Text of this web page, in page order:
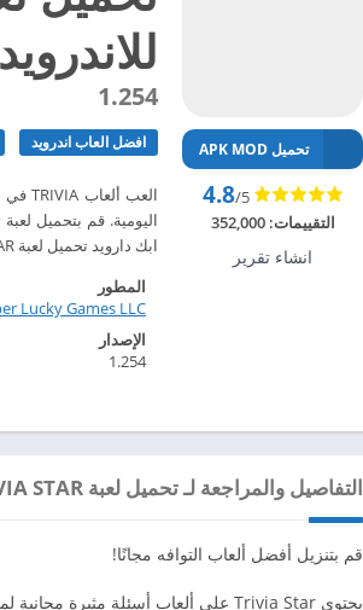
للاندرويد 2024
1.254
افضل العاب اندرويد
ابك دارويد تحميل لعبة TRIVIA STAR مهكرة للاندرويد 2024 – ابك دارويد
تحميل APK MOD
4.8/5
التقييمات:352,000
انشاء تقرير
المطور
Lucky Games LLC‏
الإصدار
1.254
التفاصيل والمراجعة لـ تحميل لعبة TRIVIA STAR مهكرة للاندرويد 2024
قم بتنزيل أفضل ألعاب التوافه مجانًا!